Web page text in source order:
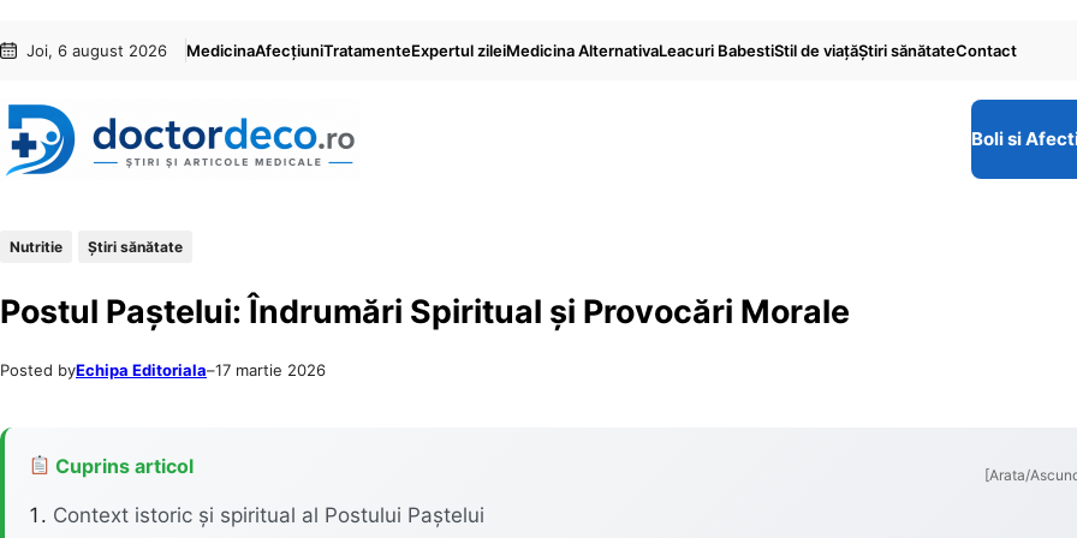
conținut
content
Joi, 6 august 2026 MedicinaAfecțiuniTratamenteExpertul zileiMedicina AlternativaLeacuri BabestiStil de viaţăŞtiri sănătateContact
Boli si
Nutritie Ştiri sănătate
Postul Paștelui: Îndrumări Spiritual și Provocări Morale
Posted byEchipa Editoriala–17 martie 2026
Cuprins articol [Arata/
Context istoric și spiritual al Postului Paștelui